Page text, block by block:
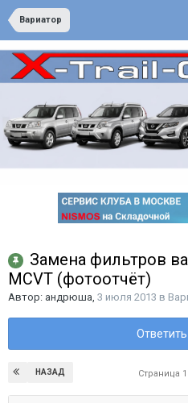
Вариатор
Замена фильтров
MCVT (фотоотчёт)
Автор: андрюша 3 июля 2013 в
НАЗАД Страница